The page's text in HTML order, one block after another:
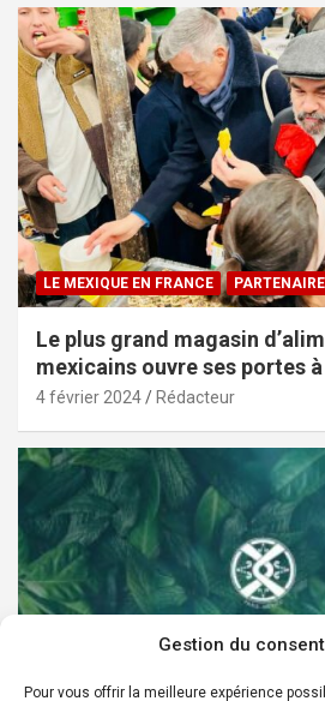
Gestion du
Pour vous offrir la meilleure expérience
LE MEXIQUE EN FRANCE
Le plus grand magasin
mexicains ouvre ses portes
4 février 2024 Rédacteur